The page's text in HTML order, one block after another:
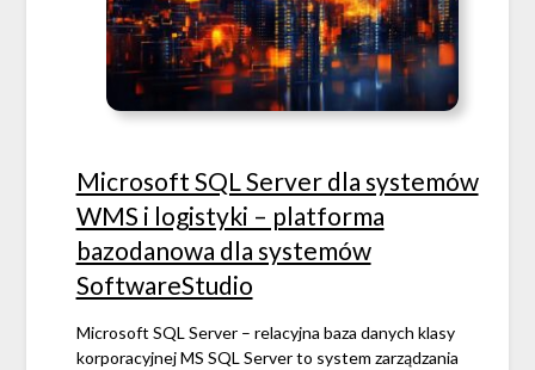
Microsoft SQL Server dla systemów
WMS i logistyki – platforma
bazodanowa dla systemów
SoftwareStudio
Microsoft SQL Server – relacyjna baza danych klasy
korporacyjnej MS SQL Server to system zarządzania